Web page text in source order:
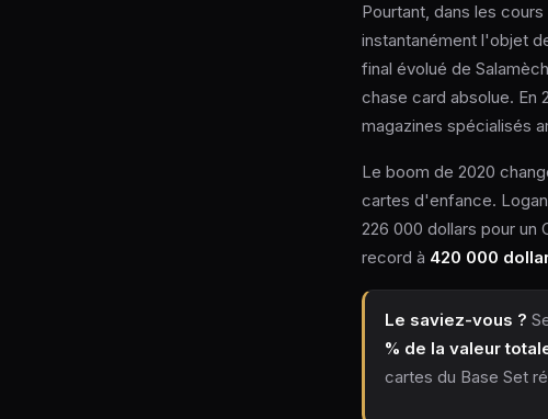
Pourtant, dans les
instantanément l'objet
final évolué de
chase card absolue. En
magazines spécialisés
Le boom de 2020
cartes d'enfance.
226 000 dollars pour un
record à 420 000
Le saviez-vous ?
% de la valeur
cartes du Base Set